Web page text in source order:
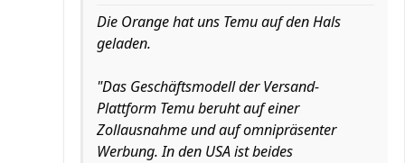
Die Orange hat uns Temu auf den Hals
geladen.
"Das Geschäftsmodell der Versand-
Plattform Temu beruht auf einer
Zollausnahme und auf omnipräsenter
Werbung. In den USA ist beides